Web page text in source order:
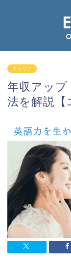
キャリア
年収アップ
法を解説【